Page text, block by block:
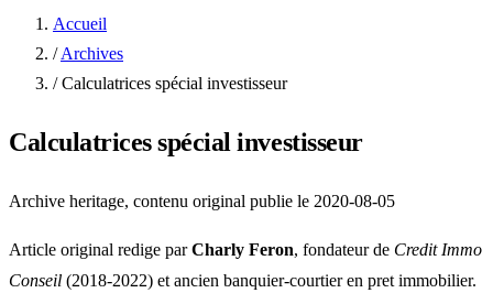
Accueil
/ Archives
/ Calculatrices spécial investisseur
Calculatrices spécial investisseur
Archive heritage, contenu original publie le 2020-08-05
Article original redige parCharly Feron, fondateur de Credit Immo
Conseil (2018-2022) et ancien banquier-courtier en pret immobilier.